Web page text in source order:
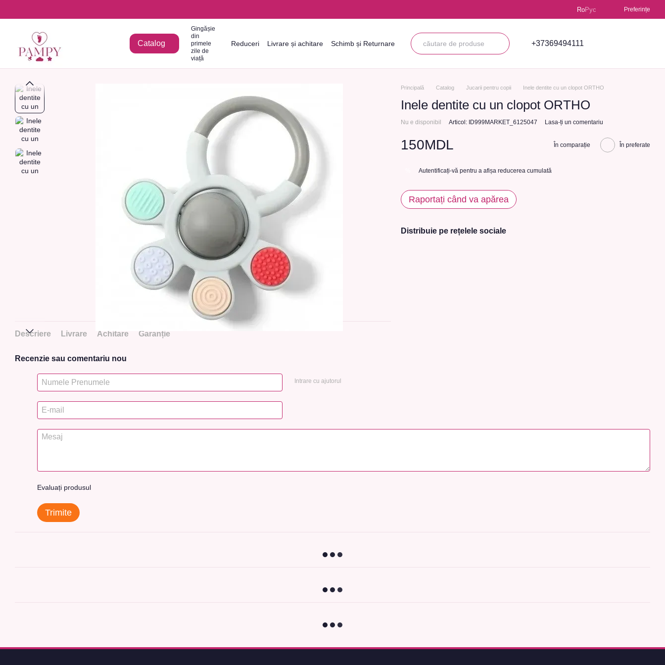
RoРус Preferințe
Catalog
Gingășie
din
primele
zile de
viață
Reduceri Livrare și achitare
Schimb și Returnare
+37369494111
Descriere Livrare Achitare Garanție
Principală Catalog Jucarii pentru copii Inele dentite cu un clopot ORTHO
Inele dentite cu un clopot ORTHO
Nu e disponibil Articol: ID999MARKET_6125047 Lasa-ți un comentariu
150MDL În comparație În preferate
Autentificați-văpentru a afișa reducerea cumulată
Raportați când va apărea
Distribuie pe rețelele sociale
Recenzie sau comentariu nou
Intrare cu ajutorul
Evaluați produsul
Trimite